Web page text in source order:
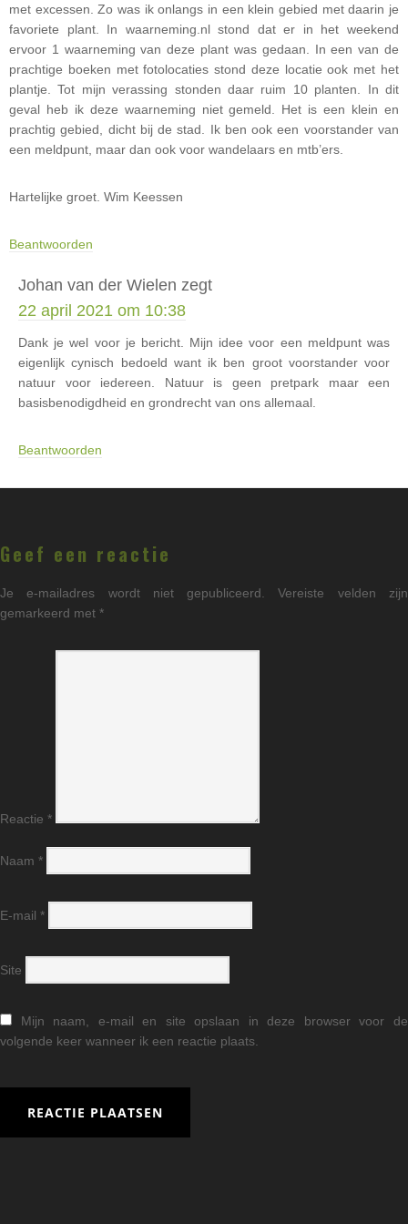
met excessen. Zo was ik onlangs in een klein gebied met daarin je
favoriete plant. In waarneming.nl stond dat er in het weekend
ervoor 1 waarneming van deze plant was gedaan. In een van de
prachtige boeken met fotolocaties stond deze locatie ook met het
plantje. Tot mijn verassing stonden daar ruim 10 planten. In dit
geval heb ik deze waarneming niet gemeld. Het is een klein en
prachtig gebied, dicht bij de stad. Ik ben ook een voorstander van
een meldpunt, maar dan ook voor wandelaars en mtb’ers.
Hartelijke groet. Wim Keessen
Beantwoorden
Johan van der Wielen zegt
22 april 2021 om 10:38
Dank je wel voor je bericht. Mijn idee voor een meldpunt was
eigenlijk cynisch bedoeld want ik ben groot voorstander voor
natuur voor iedereen. Natuur is geen pretpark maar een
basisbenodigdheid en grondrecht van ons allemaal.
Beantwoorden
Geef een reactie
Je e-mailadres wordt niet gepubliceerd.
Vereiste velden zijn
gemarkeerd met *
Reactie *
Naam *
E-mail *
Site
Mijn naam, e-mail en site opslaan in deze browser voor de
volgende keer wanneer ik een reactie plaats.